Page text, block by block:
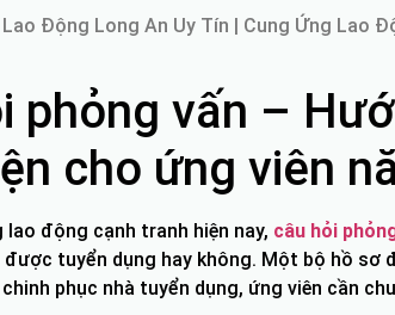
Động Long An Uy Tín | Cung Ứng Lao
phỏng vấn –
cho ứng viên
động cạnh tranh hiện nay, câu hỏi
tuyển dụng hay không. Một bộ hồ sơ
phục nhà tuyển dụng, ứng viên cần